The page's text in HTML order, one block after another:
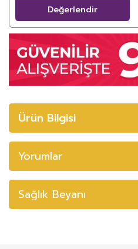
Değerlendir
Ürün Bilgisi
Yorumlar
Sağlık Beyanı